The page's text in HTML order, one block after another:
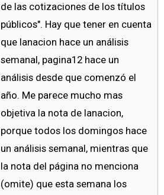
de las cotizaciones de los títulos
públicos". Hay que tener en cuenta
que lanacion hace un análisis
semanal, pagina12 hace un
análisis desde que comenzó el
año. Me parece mucho mas
objetiva la nota de lanacion,
porque todos los domingos hace
un análisis semanal, mientras que
la nota del página no menciona
(omite) que esta semana los